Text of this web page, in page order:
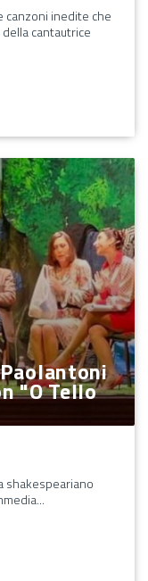
canzoni inedite che
cantautrice
"O Tello
shakespeariano